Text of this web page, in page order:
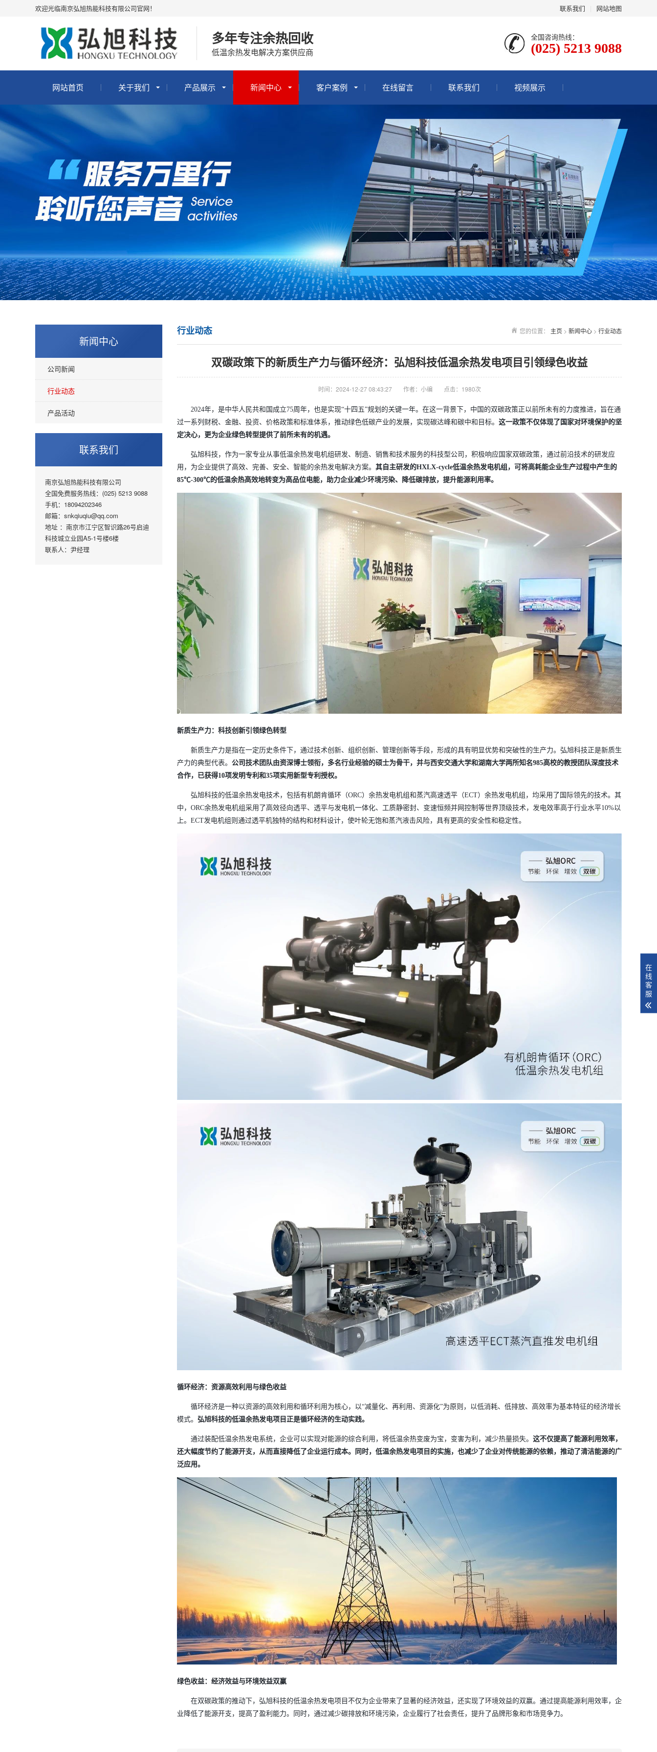
联系我们 网站地图
欢迎光临南京弘旭热能科技有限公司官网！
多年专注余热回收
低温余热发电解决方案供应商
全国咨询热线：
(025) 5213 9088
网站首页 关于我们 产品展示 新闻中心 客户案例 在线留言 联系我们 视频展示
新闻中心
公司新闻
行业动态
产品活动
联系我们
南京弘旭热能科技有限公司
全国免费服务热线：(025) 5213 9088
手机：18094202346
邮箱：snkqiuqiu@qq.com
地址 ：南京市江宁区智识路26号启迪
科技城立业园A5-1号楼6楼
联系人：尹经理
您的位置： 主页 > 新闻中心 > 行业动态
行业动态
双碳政策下的新质生产力与循环经济：弘旭科技低温余热发电项目引领绿色收益
时间：2024-12-27 08:43:27 作者：小编 点击： 1980次
2024年，是中华人民共和国成立75周年，也是实现“十四五”规划的关键一年。在这一背景下，中国的双碳政策正以前所未有的力度推进，旨在通
过一系列财税、金融、投资、价格政策和标准体系，推动绿色低碳产业的发展，实现碳达峰和碳中和目标。 这一政策不仅体现了国家对环境保护的坚
定决心，更为企业绿色转型提供了前所未有的机遇。
弘旭科技，作为一家专业从事低温余热发电机组研发、制造、销售和技术服务的科技型公司，积极响应国家双碳政策，通过前沿技术的研发应
用，为企业提供了高效、完善、安全、智能的余热发电解决方案。 其自主研发的HXLX-cycle低温余热发电机组，可将高耗能企业生产过程中产生的
85℃-300℃的低温余热高效地转变为高品位电能，助力企业减少环境污染、降低碳排放，提升能源利用率。
新质生产力：科技创新引领绿色转型
新质生产力是指在一定历史条件下，通过技术创新、组织创新、管理创新等手段，形成的具有明显优势和突破性的生产力。弘旭科技正是新质生
产力的典型代表。 公司技术团队由资深博士领衔，多名行业经验的硕士为骨干，并与西安交通大学和湖南大学两所知名985高校的教授团队深度技术
合作，已获得10项发明专利和35项实用新型专利授权。
弘旭科技的低温余热发电技术，包括有机朗肯循环（ORC）余热发电机组和蒸汽高速透平（ECT）余热发电机组，均采用了国际领先的技术。其
中，ORC余热发电机组采用了高效径向透平、透平与发电机一体化、工质静密封、变速恒频并网控制等世界顶级技术，发电效率高于行业水平10%以
上。ECT发电机组则通过透平机独特的结构和材料设计，使叶轮无饱和蒸汽液击风险，具有更高的安全性和稳定性。
循环经济：资源高效利用与绿色收益
循环经济是一种以资源的高效利用和循环利用为核心，以“减量化、再利用、资源化”为原则，以低消耗、低排放、高效率为基本特征的经济增长
模式。 弘旭科技的低温余热发电项目正是循环经济的生动实践。
通过装配低温余热发电系统，企业可以实现对能源的综合利用，将低温余热变废为宝，变害为利，减少热量损失。 这不仅提高了能源利用效率，
还大幅度节约了能源开支，从而直接降低了企业运行成本。同时，低温余热发电项目的实施，也减少了企业对传统能源的依赖，推动了清洁能源的广
泛应用。
绿色收益：经济效益与环境效益双赢
在双碳政策的推动下，弘旭科技的低温余热发电项目不仅为企业带来了显著的经济效益，还实现了环境效益的双赢。通过提高能源利用效率，企
业降低了能源开支，提高了盈利能力。同时，通过减少碳排放和环境污染，企业履行了社会责任，提升了品牌形象和市场竞争力。
在
线
客
服